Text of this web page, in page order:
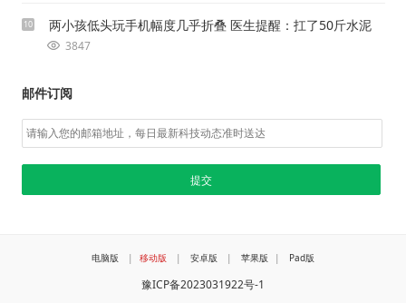
10 两小孩低头玩手机幅度几乎折叠 医生提醒：扛了50斤水泥
3847
邮件订阅
电脑版 | 移动版 | 安卓版 | 苹果版 | Pad版
豫ICP备2023031922号-1